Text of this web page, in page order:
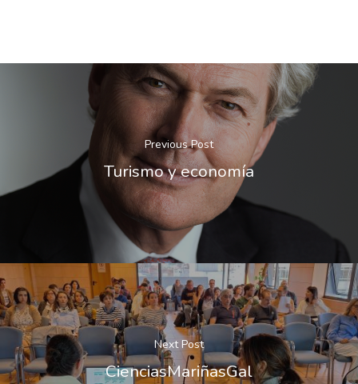
Previous Post
Turismo y economía
Next Post
CienciasMariñasGal